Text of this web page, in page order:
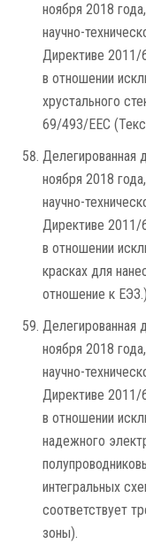
ноября 2018
научно-
Директиве 2011/
в отношении
хрустального
69/493/EEC
Делегированная
ноября 2018
научно-
Директиве 2011/
в отношении
красках для
отношение к ЕЭЗ.)
Делегированная
ноября 2018
научно-
Директиве 2011/
в отношении
надежного
интегральных
соответствует
зоны).